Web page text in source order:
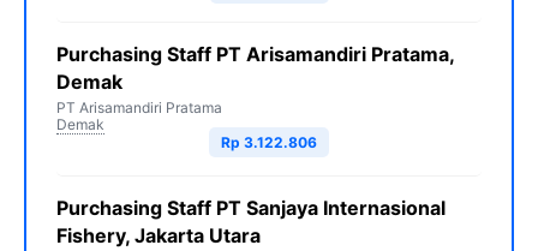
Purchasing Staff PT Arisamandiri Pratama,
Demak
PT Arisamandiri Pratama
Demak
Rp 3.122.806
Purchasing Staff PT Sanjaya Internasional
Fishery, Jakarta Utara